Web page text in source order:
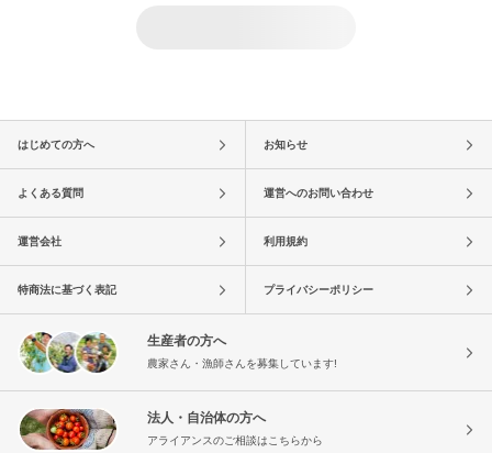
はじめての方へ お知らせ
よくある質問 運営へのお問い合わせ
運営会社 利用規約
特商法に基づく表記 プライバシーポリシー
生産者の方へ
農家さん・漁師さんを募集しています!
法人・自治体の方へ
アライアンスのご相談はこちらから